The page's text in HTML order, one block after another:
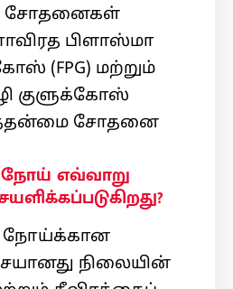
சோதனைகள்
பிளாஸ்மா
(FPG) மற்றும்
குளுக்கோஸ்
சோதனை
நோய் எவ்வாறு
நோய்க்கான
நிலையின்